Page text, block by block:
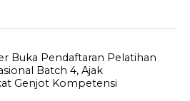
Buka Pendaftaran Pelatihan
Batch 4, Ajak
Genjot Kompetensi